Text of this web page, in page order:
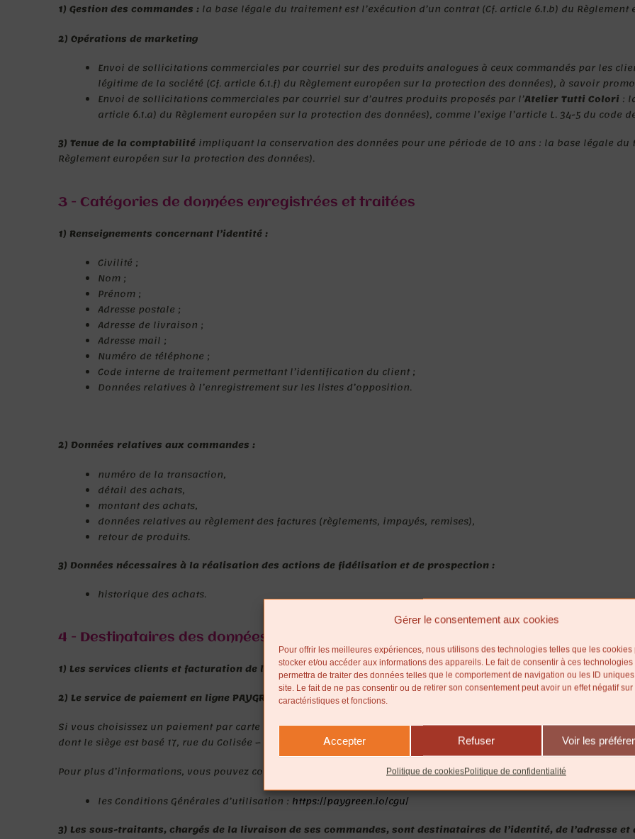
Gérer le consentement aux cookies
Pour offrir les meilleures expériences, nous utilisons des technologies telles que les cookies
stocker et/ou accéder aux informations des appareils. Le fait de consentir à ces technologies
permettra de traiter des données telles que le comportement de navigation ou les ID
site. Le fait de ne pas consentir ou de retirer son consentement peut avoir un effet négatif
caractéristiques et fonctions.
Accepter Refuser Voir les
Politique de cookiesPolitique de confidentialité
1) Gestion des commandes : la base légale du traitement est l’exécution d’un contrat (Cf. article 6.1.b) du
2) Opérations de marketing
Envoi de sollicitations commerciales par courriel sur des produits analogues à ceux commandés par les
légitime de la société (Cf. article 6.1.f) du Règlement européen sur la protection des données), à savoir
Envoi de sollicitations commerciales par courriel sur d’autres produits proposés par l’Atelier Tutti Colori :
article 6.1.a) du Règlement européen sur la protection des données), comme l’exige l’article L. 34-5 du code
3) Tenue de la comptabilité impliquant la conservation des données pour une période de 10 ans : la base légale
Règlement européen sur la protection des données).
3 - Catégories de données enregistrées et traitées
1) Renseignements concernant l’identité :
Civilité ;
Nom ;
Prénom ;
Adresse postale ;
Adresse de livraison ;
Adresse mail ;
Numéro de téléphone ;
Code interne de traitement permettant l’identification du client ;
Données relatives à l’enregistrement sur les listes d’opposition.
2) Données relatives aux commandes :
numéro de la transaction,
détail des achats,
montant des achats,
données relatives au règlement des factures (règlements, impayés, remises),
retour de produits.
3) Données nécessaires à la réalisation des actions de fidélisation et de prospection :
historique des achats.
4 - Destinataires des données enregistrées et traitées
1) Les services clients et facturation de l’Atelier Tutti Colori sont destinataires de l’ensemble des catégories de
2) Le service de paiement en ligne PAYGREEN
Si vous choisissez un paiement par carte bancaire, vous serez redirigés vers une page de paiement en ligne.
dont le siège est basé 17, rue du Colisée – 75008 Paris.
Pour plus d’informations, vous pouvez consulter :
les Conditions Générales d’utilisation : https://paygreen.io/cgu/
3) Les sous-traitants, chargés de la livraison de ses commandes, sont destinataires de l’identité, de l’adresse